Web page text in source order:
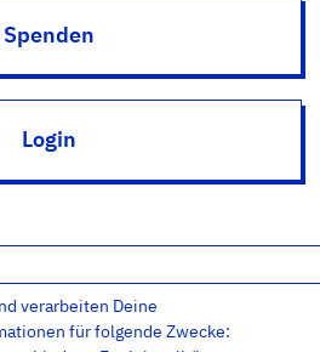
Spenden
Login
Datenschutz-Einstellungen
RSS Newsletter
verarbeiten Deine
für folgende Zwecke: